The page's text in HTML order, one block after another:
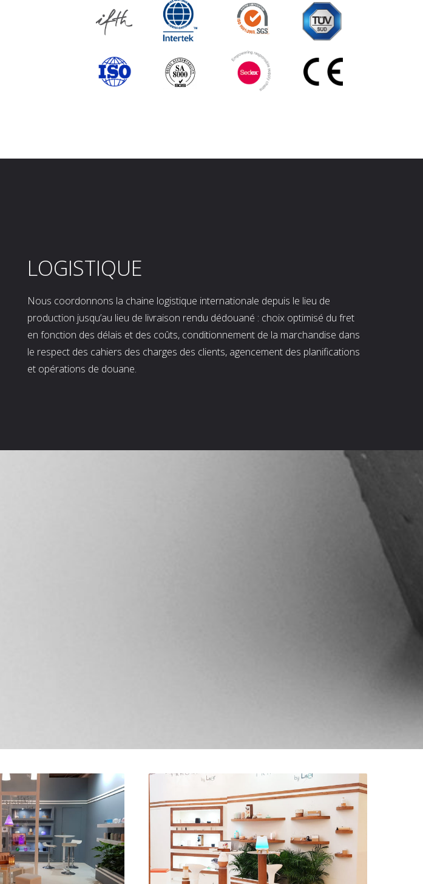
LOGISTIQUE
Nous coordonnons la chaine logistique internationale depuis le lieu de
production jusqu’au lieu de livraison rendu dédouané : choix optimisé du fret
en fonction des délais et des coûts, conditionnement de la marchandise dans
le respect des cahiers des charges des clients, agencement des planifications
et opérations de douane.